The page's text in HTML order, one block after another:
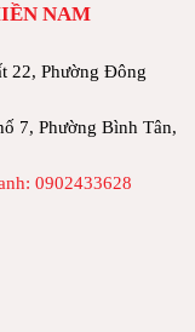
NAM
22, Phường Đông
7, Phường Bình Tân,
0902433628